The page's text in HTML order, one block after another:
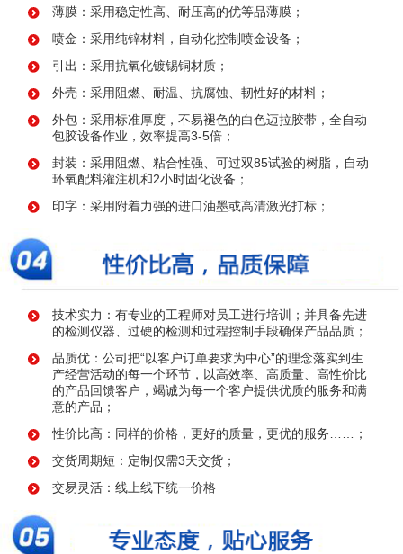
薄膜：采用稳定性高、耐压高的优等品薄膜；
喷金：采用纯锌材料，自动化控制喷金设备；
引出：采用抗氧化镀锡铜材质；
外壳：采用阻燃、耐温、抗腐蚀、韧性好的材料；
外包：采用标准厚度，不易褪色的白色迈拉胶带，全自动
包胶设备作业，效率提高3-5倍；
封装：采用阻燃、粘合性强、可过双85试验的树脂，自动
环氧配料灌注机和2小时固化设备；
印字：采用附着力强的进口油墨或高清激光打标；
技术实力：有专业的工程师对员工进行培训；并具备先进
的检测仪器、过硬的检测和过程控制手段确保产品品质；
品质优：公司把“以客户订单要求为中心”的理念落实到生
产经营活动的每一个环节，以高效率、高质量、高性价比
的产品回馈客户，竭诚为每一个客户提供优质的服务和满
意的产品；
性价比高：同样的价格，更好的质量，更优的服务……；
交货周期短：定制仅需3天交货；
交易灵活：线上线下统一价格